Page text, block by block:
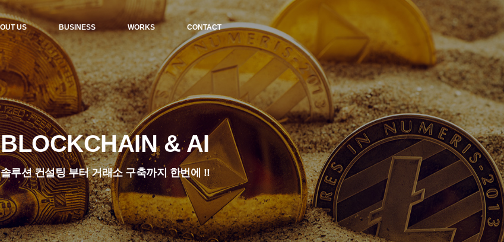
US BUSINESS WORKS CONTACT
BLOCKCHAIN & AI
솔루션 컨설팅 부터 거래소 구축까지 한번에 !!